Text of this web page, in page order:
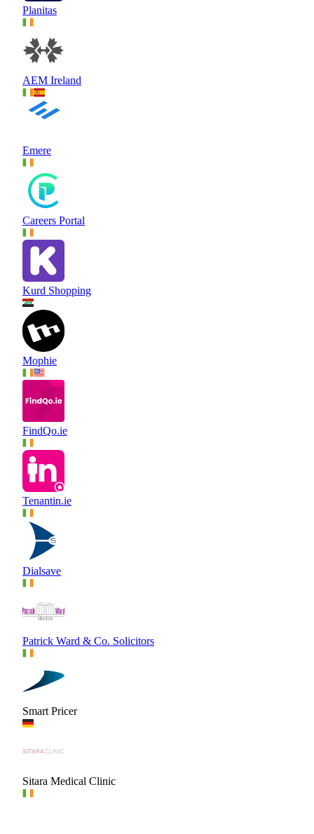
Planitas
AEM Ireland
Emere
Careers Portal
Kurd Shopping
Mophie
FindQo.ie
Tenantin.ie
Dialsave
Patrick Ward & Co. Solicitors
Smart Pricer
Sitara Medical Clinic